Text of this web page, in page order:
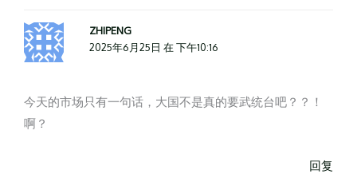
ZHIPENG
2025年6月25日 在 下午10:16
今天的市场只有一句话，大国不是真的要武统台吧？？！
啊？
回复